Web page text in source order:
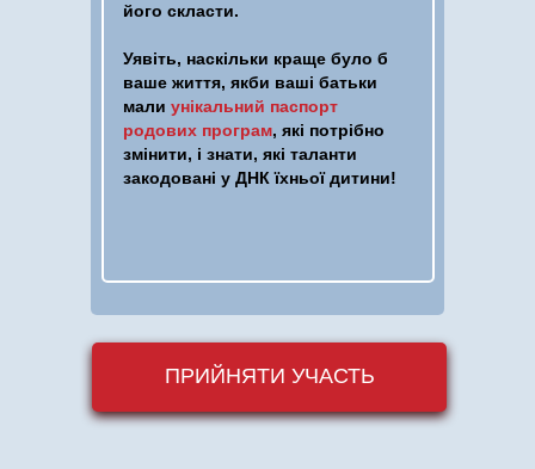
його скласти.
Уявіть, наскільки краще було б
ваше життя, якби ваші батьки
мали унікальний паспорт
родових програм, які потрібно
змінити, і знати, які таланти
закодовані у ДНК їхньої дитини!
ПРИЙНЯТИ УЧАСТЬ